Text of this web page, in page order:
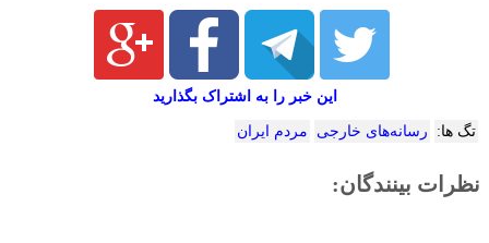
این خبر را به اشتراک بگذارید
تگ ها: رسانه‌های خارجی مردم ایران
نظرات بینندگان: